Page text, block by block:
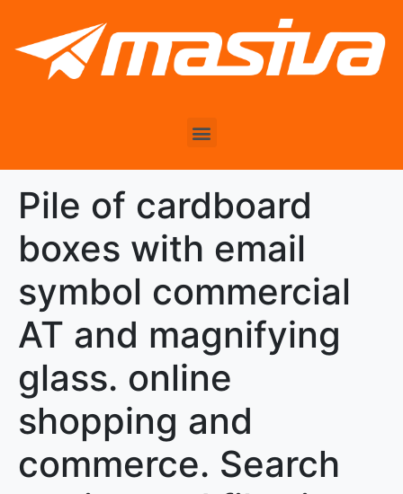
Pile of cardboard
boxes with email
symbol commercial
AT and magnifying
glass. online
shopping and
commerce. Search